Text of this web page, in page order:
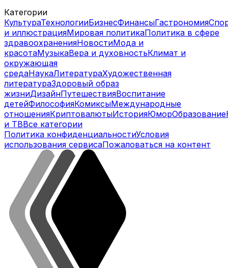
Категории
КультураТехнологииБизнесФинансыГастрономия
и иллюстрацияМировая политикаПолитика в сфере
здравоохраненияНовостиМода и
красотаМузыкаВера и духовностьКлимат и
окружающая
средаНаукаЛитератураХудожественная
литератураЗдоровый образ
жизниДизайнПутешествияВоспитание
детейФилософияКомиксыМеждународные
отношенияКриптовалютыИсторияЮморОбразование
и ТВВсе категории
Политика конфиденциальностиУсловия
использования сервисаПожаловаться на контент